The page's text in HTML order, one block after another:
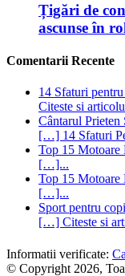
Țigări de
ascunse în
Comentarii Recente
14 Sfaturi
Citeste si
Cântarul Prieten
[…] 14 Sfaturi
Top 15
[…]...
Top 15
[…]...
Sport pentru
[…] Citeste si
Informatii verificate:
© Copyright 2026,